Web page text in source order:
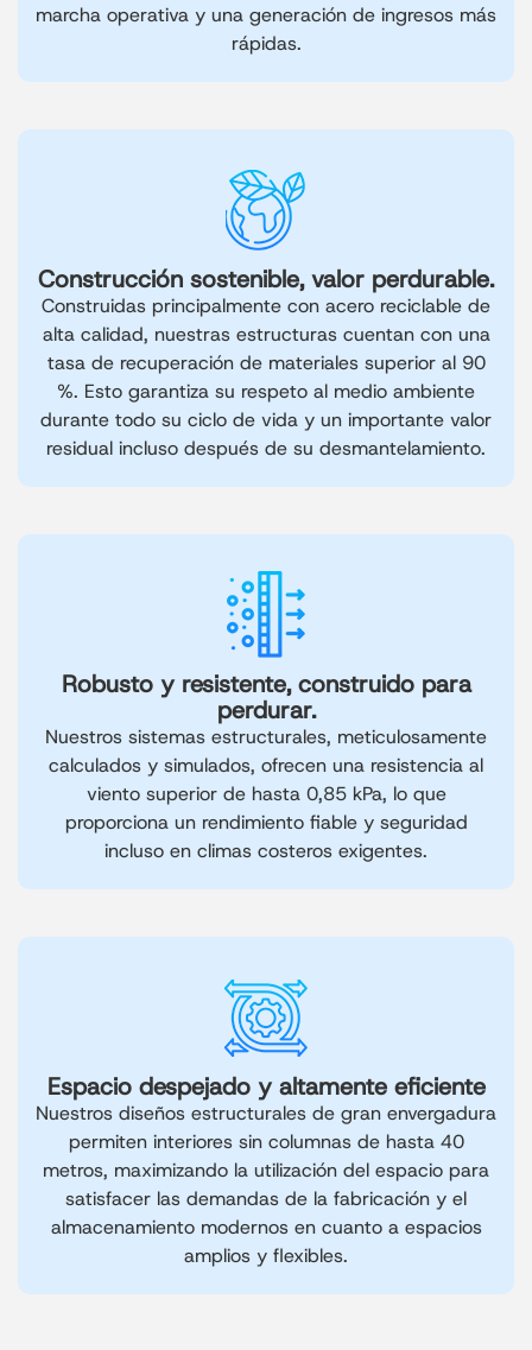
marcha operativa y una generación de ingresos más
rápidas.
Construcción sostenible, valor perdurable.
Construidas principalmente con acero reciclable de
alta calidad, nuestras estructuras cuentan con una
tasa de recuperación de materiales superior al 90
%. Esto garantiza su respeto al medio ambiente
durante todo su ciclo de vida y un importante valor
residual incluso después de su desmantelamiento.
Robusto y resistente, construido para
perdurar.
Nuestros sistemas estructurales, meticulosamente
calculados y simulados, ofrecen una resistencia al
viento superior de hasta 0,85 kPa, lo que
proporciona un rendimiento fiable y seguridad
incluso en climas costeros exigentes.
Espacio despejado y altamente eficiente
Nuestros diseños estructurales de gran envergadura
permiten interiores sin columnas de hasta 40
metros, maximizando la utilización del espacio para
satisfacer las demandas de la fabricación y el
almacenamiento modernos en cuanto a espacios
amplios y flexibles.